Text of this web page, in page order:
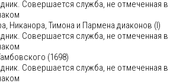
Никанора, Тимона и Пармена диаконов (I)
(1698)